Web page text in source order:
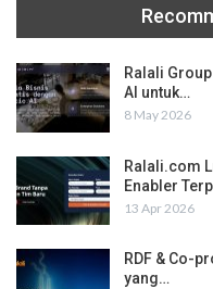
Ralali
AI untuk…
8 May 2026
Ralali.com
Enabler
13 Apr 2026
RDF & Co-
yang…